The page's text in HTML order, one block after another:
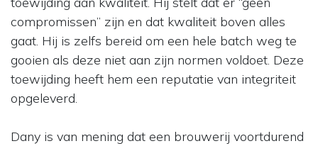
compromissen” zijn en dat kwaliteit boven alles
gaat. Hij is zelfs bereid om een hele batch weg te
gooien als deze niet aan zijn normen voldoet. Deze
toewijding heeft hem een reputatie van integriteit
opgeleverd.
Dany is van mening dat een brouwerij voortdurend